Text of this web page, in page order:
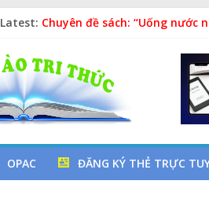
Latest:
Kỷ niệm 97 năm Ngày thành
Chuyên đề sách: “Uống nước
Vịt Con Cẩu Thả
Lan tỏa văn hóa đọc qua
OPAC ĐĂNG KÝ THẺ TRỰC